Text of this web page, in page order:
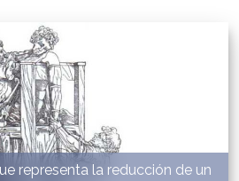
representa la reducción de un